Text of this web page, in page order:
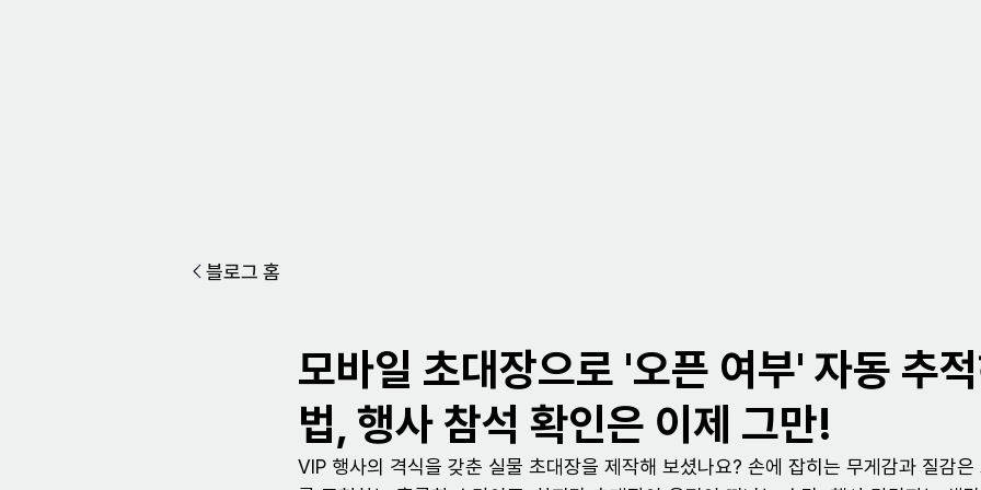
블로그 홈
모바일 초대장으로 '오픈 여부' 자동 추
법, 행사 참석 확인은 이제 그만!
VIP 행사의 격식을 갖춘 실물 초대장을 제작해 보셨나요? 손에 잡히는 무게감과 질감은